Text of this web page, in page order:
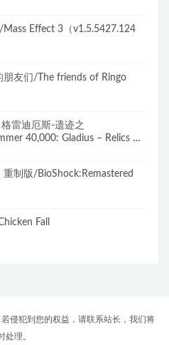
Mass Effect 3（v1.5.5427.124
朋友们/The friends of Ringo
雷迪厄斯-遗迹之
40,000: Gladius – Relics of
重制版/BioShock:Remastered
Fall
侵犯到您的权益，请联系站长，我们将
处理。